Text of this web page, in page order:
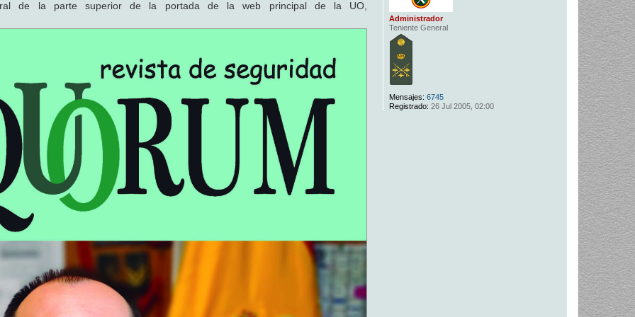
Administrador
Teniente General
Mensajes: 6745
Registrado: 26 Jul 2005, 02:00
de la parte superior de la portada de la web principal de la UO,